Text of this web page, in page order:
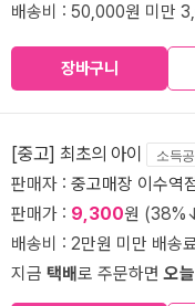
배송비 : 50,000원 미만
장바구니
[중고] 최초의 아이 소득
판매자 : 중고매장 이수역
판매가 : 9,300원
배송비 : 2만원 미만 배송
지금 택배로 주문하면오늘